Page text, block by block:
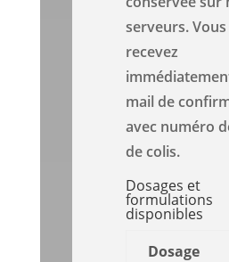
serveurs. Vous
recevez
mail de
avec numéro
de colis.
Dosages et
formulations
disponibles
Dosage